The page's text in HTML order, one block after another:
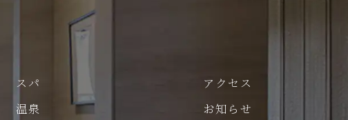
スパ
温泉
アクセス
お知らせ